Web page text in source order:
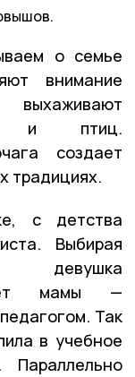
о семье
внимание
и птиц.
создает
традициях.
с детства
Выбирая
девушка
мамы —
Так
в учебное